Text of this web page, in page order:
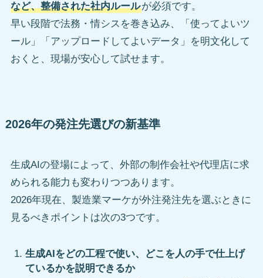
など、整備された社内ルールが必須です。
早い段階で法務・情シスを巻き込み、「使ってよいツ
ール」「アップロードしてよいデータ」を明文化して
おくと、現場が安心して試せます。
2026年の発注先選びの新基準
生成AIの登場によって、外部の制作会社や代理店に求
められる能力も変わりつつあります。
2026年現在、製造業マーケが外注発注先を選ぶときに
見るべきポイントは次の3つです。
生成AIをどの工程で使い、どこを人の手で仕上げ
ているかを説明できるか